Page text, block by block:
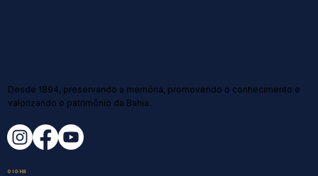
Desde 1894, preservando a memória, promovendo o conhecimento e
valorizando o patrimônio da Bahia.
O IGHB